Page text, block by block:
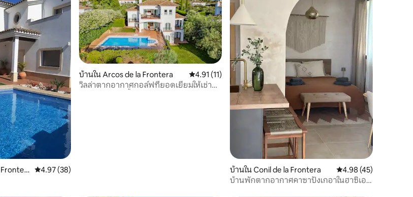
Fronter
คะแนนเฉลี่ย 4.97 จาก 5, 38 รีวิว
4.97 (38)
บ้านใน Arcos de la Frontera คะแนนเฉลี่ย 4.91 จาก 5, 11 รีวิว
4.91 (11)
วิลล่าตากอากาศกอล์ฟที่ยอดเยี่ยมให้เช่า
บ้านใน Conil de la Frontera คะแนนเฉลี่ย 4.98 จาก
4.98 (45)
บ้านพักตากอากาศคาซาปังเกอาในฮาซิเอน